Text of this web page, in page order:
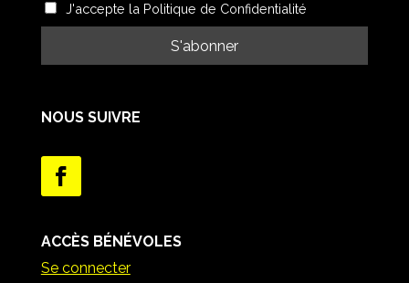
J'accepte la Politique de Confidentialité
NOUS SUIVRE
ACCÈS BÉNÉVOLES
Se connecter